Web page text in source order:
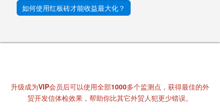
信
如何使用红板砖才能收益最大化？
升级成为VIP会员后可以使用全部1000多个监测点，获得最佳的外
贸开发信体检效果，帮助你比其它外贸人犯更少错误。